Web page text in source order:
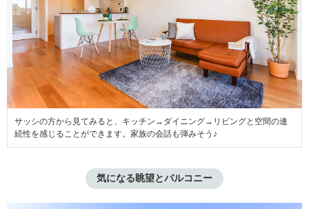
サッシの方から見てみると、キッチン→ダイニング→リビングと空間の連
続性を感じることができます。家族の会話も弾みそう♪
気になる眺望とバルコニー